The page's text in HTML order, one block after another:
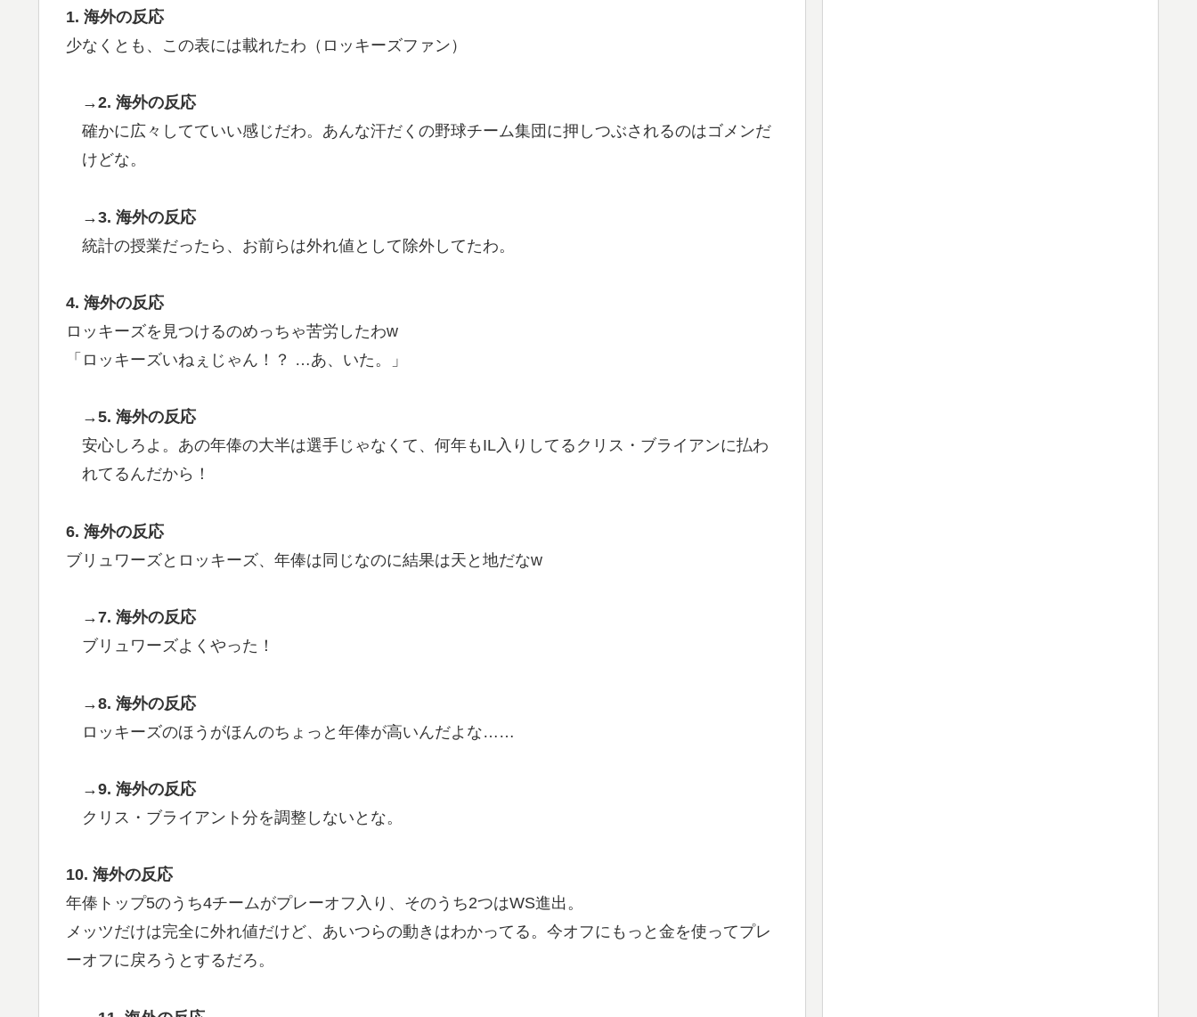
▶ 韓国人「悲報：日本と韓国の立場が完全に逆転してしまった模様…」→「日本を笑って見てたのに…
（ﾌﾞﾙﾌﾞﾙ」＝韓国の反応
店したんだそうです…」
▶ 【画像】フジテレビ2026入社新人アナウンサーwww
1. 海外の反応
少なくとも、この表には載れたわ（ロッキーズファン）
→2. 海外の反応
確かに広々してていい感じだわ。あんな汗だくの野球チーム集団に押しつぶされるのはゴメンだ
けどな。
→3. 海外の反応
統計の授業だったら、お前らは外れ値として除外してたわ。
4. 海外の反応
ロッキーズを見つけるのめっちゃ苦労したわw
「ロッキーズいねぇじゃん！？ …あ、いた。」
→5. 海外の反応
安心しろよ。あの年俸の大半は選手じゃなくて、何年もIL入りしてるクリス・ブライアンに払わ
れてるんだから！
6. 海外の反応
ブリュワーズとロッキーズ、年俸は同じなのに結果は天と地だなw
→7. 海外の反応
ブリュワーズよくやった！
→8. 海外の反応
ロッキーズのほうがほんのちょっと年俸が高いんだよな……
→9. 海外の反応
クリス・ブライアント分を調整しないとな。
10. 海外の反応
年俸トップ5のうち4チームがプレーオフ入り、そのうち2つはWS進出。
メッツだけは完全に外れ値だけど、あいつらの動きはわかってる。今オフにもっと金を使ってプレ
ーオフに戻ろうとするだろ。